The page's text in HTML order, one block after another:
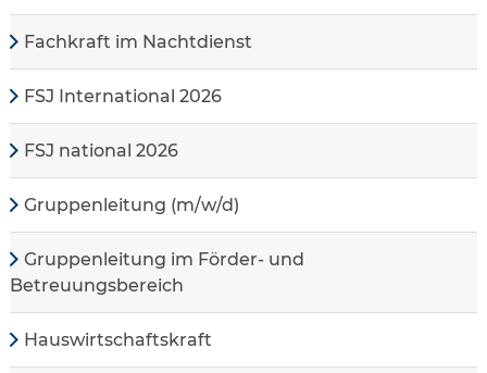
Fachkraft im Nachtdienst
FSJ International 2026
FSJ national 2026
Gruppenleitung (m/w/d)
Gruppenleitung im Förder- und
Betreuungsbereich
Hauswirtschaftskraft